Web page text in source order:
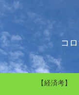
コ
【経済考】